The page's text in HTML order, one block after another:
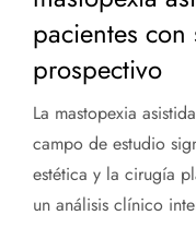
pacientes
prospectivo
La mastopexia
campo de estudio
estética y la cirugía
un análisis clínico